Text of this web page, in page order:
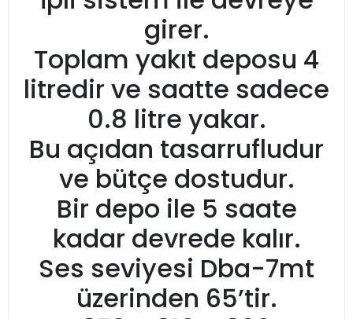
girer.
Toplam yakıt deposu 4
litredir ve saatte sadece
0.8 litre yakar.
Bu açıdan tasarrufludur
ve bütçe dostudur.
Bir depo ile 5 saate
kadar devrede kalır.
Ses seviyesi Dba-7mt
üzerinden 65’tir.